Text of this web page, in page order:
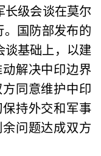
长级会谈在莫尔
国防部发布的
谈基础上，以建
解决中印边界
同意维护中印
持外交和军事
问题达成双方